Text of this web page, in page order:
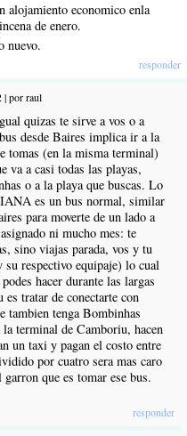
alojamiento economico enla
de enero.
nuevo.
responder
| por raul
quizas te sirve a vos o a
desde Baires implica ir a la
tomas (en la misma terminal)
a casi todas las playas,
o a la playa que buscas. Lo
es un bus normal, similar
para moverte de un lado a
ni mucho mes: te
sino viajas parada, vos y tu
su respectivo equipaje) lo cual
hacer durante las largas
tratar de conectarte con
tambien tenga Bombinhas
terminal de Camboriu, hacen
un taxi y pagan el costo entre
por cuatro sera mas caro
que es tomar ese bus.
responder